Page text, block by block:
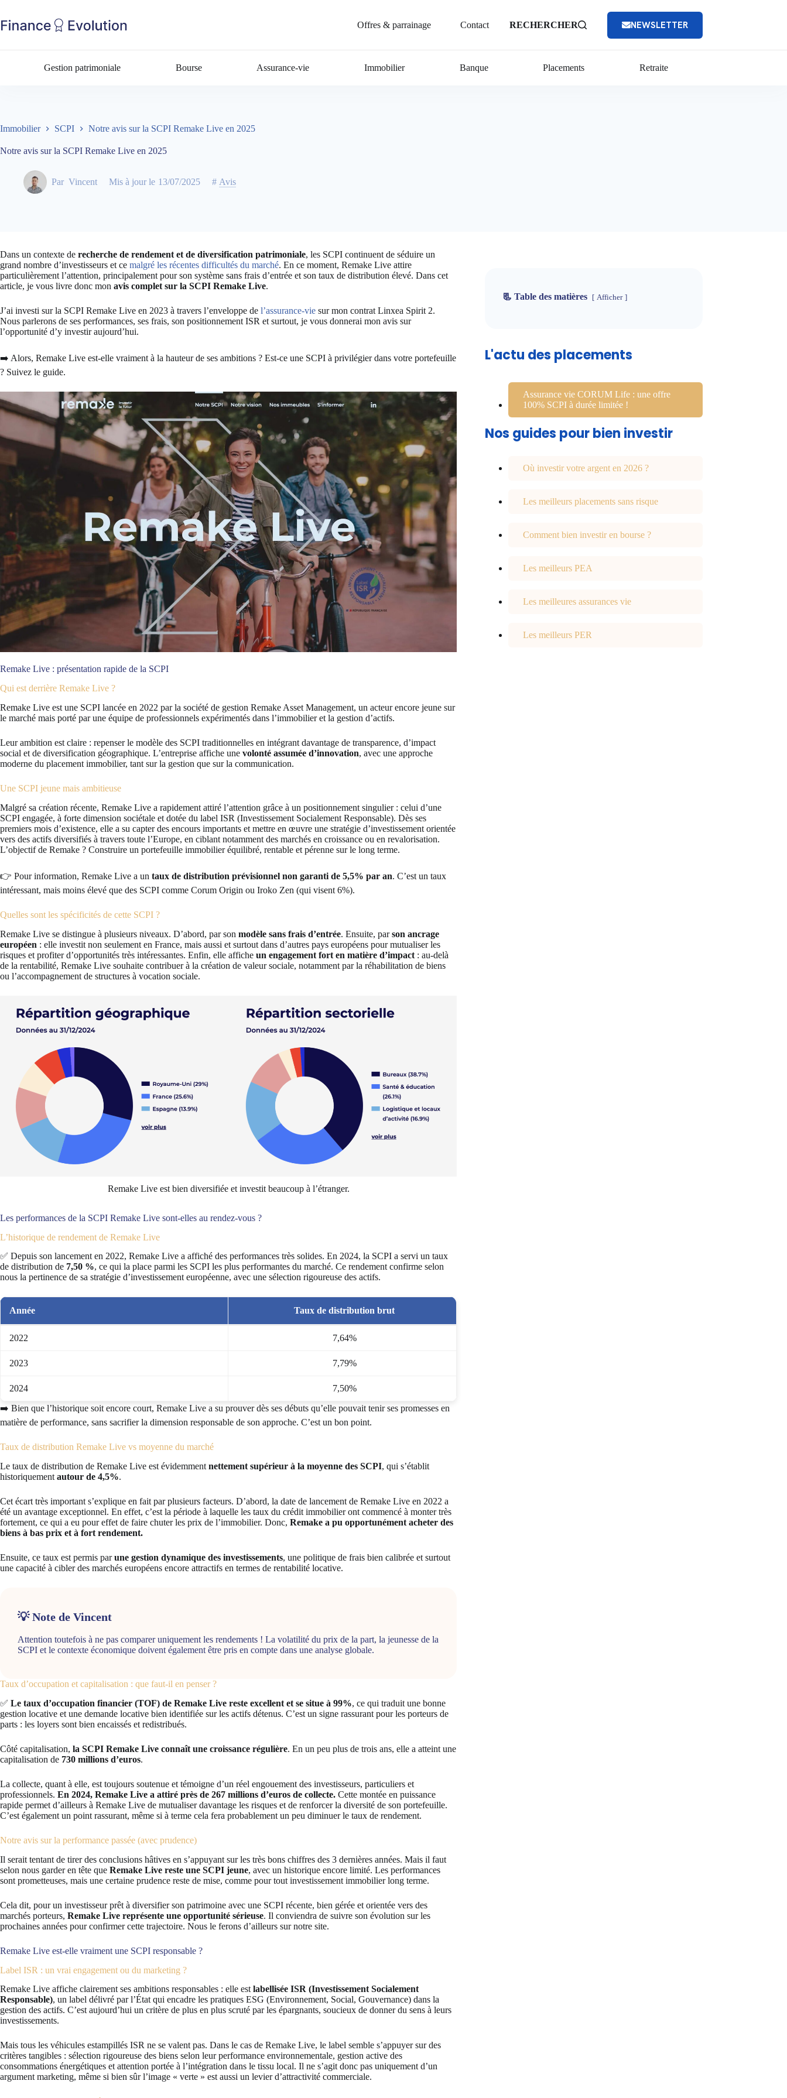
Offres & parrainage Contact RECHERCHER NEWSLETTER
Gestion patrimoniale Bourse Assurance-vie Immobilier Banque Placements Retraite
Immobilier SCPI Notre avis sur la SCPI Remake Live en 2025
Notre avis sur la SCPI Remake Live en 2025
Par Vincent Mis à jour le 13/07/2025 # Avis
Dans un contexte de recherche de rendement et de diversification patrimoniale, les SCPI continuent de séduire un
grand nombre d’investisseurs et ce malgré les récentes difficultés du marché. En ce moment, Remake Live attire
particulièrement l’attention, principalement pour son système sans frais d’entrée et son taux de distribution élevé. Dans cet
article, je vous livre donc mon avis complet sur la SCPI Remake Live.
J’ai investi sur la SCPI Remake Live en 2023 à travers l’enveloppe de l’assurance-vie sur mon contrat Linxea Spirit 2.
Nous parlerons de ses performances, ses frais, son positionnement ISR et surtout, je vous donnerai mon avis sur
l’opportunité d’y investir aujourd’hui.
➡️ Alors, Remake Live est-elle vraiment à la hauteur de ses ambitions ? Est-ce une SCPI à privilégier dans votre portefeuille
? Suivez le guide.
Remake Live : présentation rapide de la SCPI
Qui est derrière Remake Live ?
Remake Live est une SCPI lancée en 2022 par la société de gestion Remake Asset Management, un acteur encore jeune sur
le marché mais porté par une équipe de professionnels expérimentés dans l’immobilier et la gestion d’actifs.
Leur ambition est claire : repenser le modèle des SCPI traditionnelles en intégrant davantage de transparence, d’impact
social et de diversification géographique. L’entreprise affiche une volonté assumée d’innovation, avec une approche
moderne du placement immobilier, tant sur la gestion que sur la communication.
Une SCPI jeune mais ambitieuse
Malgré sa création récente, Remake Live a rapidement attiré l’attention grâce à un positionnement singulier : celui d’une
SCPI engagée, à forte dimension sociétale et dotée du label ISR (Investissement Socialement Responsable). Dès ses
premiers mois d’existence, elle a su capter des encours importants et mettre en œuvre une stratégie d’investissement orientée
vers des actifs diversifiés à travers toute l’Europe, en ciblant notamment des marchés en croissance ou en revalorisation.
L’objectif de Remake ? Construire un portefeuille immobilier équilibré, rentable et pérenne sur le long terme.
👉 Pour information, Remake Live a un taux de distribution prévisionnel non garanti de 5,5% par an. C’est un taux
intéressant, mais moins élevé que des SCPI comme Corum Origin ou Iroko Zen (qui visent 6%).
Quelles sont les spécificités de cette SCPI ?
Remake Live se distingue à plusieurs niveaux. D’abord, par son modèle sans frais d’entrée. Ensuite, parson ancrage
européen : elle investit non seulement en France, mais aussi et surtout dans d’autres pays européens pour mutualiser les
risques et profiter d’opportunités très intéressantes. Enfin, elle affiche un engagement fort en matière d’impact : au-delà
de la rentabilité, Remake Live souhaite contribuer à la création de valeur sociale, notamment par la réhabilitation de biens
ou l’accompagnement de structures à vocation sociale.
Remake Live est bien diversifiée et investit beaucoup à l’étranger.
Les performances de la SCPI Remake Live sont-elles au rendez-vous ?
L’historique de rendement de Remake Live
✅ Depuis son lancement en 2022, Remake Live a affiché des performances très solides. En 2024, la SCPI a servi un taux
de distribution de 7,50 %, ce qui la place parmi les SCPI les plus performantes du marché. Ce rendement confirme selon
nous la pertinence de sa stratégie d’investissement européenne, avec une sélection rigoureuse des actifs.
Année Taux de distribution brut
2022 7,64%
2023 7,79%
2024
7,50%
➡️ Bien que l’historique soit encore court, Remake Live a su prouver dès ses débuts qu’elle pouvait tenir ses promesses en
matière de performance, sans sacrifier la dimension responsable de son approche. C’est un bon point.
Taux de distribution Remake Live vs moyenne du marché
Le taux de distribution de Remake Live est évidemment nettement supérieur à la moyenne des SCPI, qui s’établit
historiquement autour de 4,5%.
Cet écart très important s’explique en fait par plusieurs facteurs. D’abord, la date de lancement de Remake Live en 2022 a
été un avantage exceptionnel. En effet, c’est la période à laquelle les taux du crédit immobilier ont commencé à monter très
fortement, ce qui a eu pour effet de faire chuter les prix de l’immobilier. Donc, Remake a pu opportunément acheter des
biens à bas prix et à fort rendement.
Ensuite, ce taux est permis parune gestion dynamique des investissements, une politique de frais bien calibrée et surtout
une capacité à cibler des marchés européens encore attractifs en termes de rentabilité locative.
💡 Note de Vincent
Attention toutefois à ne pas comparer uniquement les rendements ! La volatilité du prix de la part, la jeunesse de la
SCPI et le contexte économique doivent également être pris en compte dans une analyse globale.
Taux d’occupation et capitalisation : que faut-il en penser ?
✅ Le taux d’occupation financier (TOF) de Remake Live reste excellent et se situe à 99%, ce qui traduit une bonne
gestion locative et une demande locative bien identifiée sur les actifs détenus. C’est un signe rassurant pour les porteurs de
parts : les loyers sont bien encaissés et redistribués.
Côté capitalisation, la SCPI Remake Live connaît une croissance régulière. En un peu plus de trois ans, elle a atteint une
capitalisation de 730 millions d’euros.
La collecte, quant à elle, est toujours soutenue et témoigne d’un réel engouement des investisseurs, particuliers et
professionnels. En 2024, Remake Live a attiré près de 267 millions d’euros de collecte. Cette montée en puissance
rapide permet d’ailleurs à Remake Live de mutualiser davantage les risques et de renforcer la diversité de son portefeuille.
C’est également un point rassurant, même si à terme cela fera probablement un peu diminuer le taux de rendement.
Notre avis sur la performance passée (avec prudence)
Il serait tentant de tirer des conclusions hâtives en s’appuyant sur les très bons chiffres des 3 dernières années. Mais il faut
selon nous garder en tête que Remake Live reste une SCPI jeune, avec un historique encore limité. Les performances
sont prometteuses, mais une certaine prudence reste de mise, comme pour tout investissement immobilier long terme.
Cela dit, pour un investisseur prêt à diversifier son patrimoine avec une SCPI récente, bien gérée et orientée vers des
marchés porteurs, Remake Live représente une opportunité sérieuse. Il conviendra de suivre son évolution sur les
prochaines années pour confirmer cette trajectoire. Nous le ferons d’ailleurs sur notre site.
Remake Live est-elle vraiment une SCPI responsable ?
Label ISR : un vrai engagement ou du marketing ?
Remake Live affiche clairement ses ambitions responsables : elle est labellisée ISR (Investissement Socialement
Responsable), un label délivré par l’État qui encadre les pratiques ESG (Environnement, Social, Gouvernance) dans la
gestion des actifs. C’est aujourd’hui un critère de plus en plus scruté par les épargnants, soucieux de donner du sens à leurs
investissements.
Mais tous les véhicules estampillés ISR ne se valent pas. Dans le cas de Remake Live, le label semble s’appuyer sur des
critères tangibles : sélection rigoureuse des biens selon leur performance environnementale, gestion active des
consommations énergétiques et attention portée à l’intégration dans le tissu local. Il ne s’agit donc pas uniquement d’un
argument marketing, même si bien sûr l’image « verte » est aussi un levier d’attractivité commerciale.
📃 Table des matières Afficher
L'actu des placements
Assurance vie CORUM Life : une offre
100% SCPI à durée limitée !
Nos guides pour bien investir
Où investir votre argent en 2026 ?
Les meilleurs placements sans risque
Comment bien investir en bourse ?
Les meilleurs PEA
Les meilleures assurances vie
Les meilleurs PER